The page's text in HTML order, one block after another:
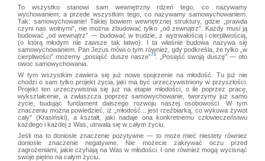
To wszystko stanowi sam wewnętrzny rdzeń tego, co nazywamy
wychowaniem; a przede wszystkim tego, co nazywamy samowychowaniem.
Tak: samowychowanie! Takiej bowiem wewnętrznej struktury, gdzie „prawda
czyni nas wolnymi”, nie można zbudować tylko „od zewnątrz”. Każdy musi ją
budować „od wewnątrz” — budować w trudzie, z wytrwałością i cierpliwością,
(o którą młodym nie zawsze tak łatwo). I ta właśnie budowa nazywa się
samowychowaniem. Pan Jezus mówi o tym również, gdy podkreśla, że tylko „w
cierpliwości” możemy „posiąść dusze nasze”73. „Posiąść swoją duszę” — oto
owoc samowychowania.
W tym wszystkim zawiera się już nowe spojrzenie na młodość. Tu już nie
chodzi o sam tylko projekt życia, jaki ma być urzeczywistniony w przyszłości.
Projekt ten urzeczywistnia się już na etapie młodości, o ile poprzez pracę,
wykształcenie, a zwłaszcza poprzez samowychowanie, tworzymy już samo
życie, budując fundament dalszego rozwoju naszej osobowości. W tym
znaczeniu można powiedzieć, iż „młodość... jest rzeźbiarką, co wykuwa żywot
cały” (Krasiński), a kształt, jaki nadaje ona konkretnemu człowieczeństwu
każdego i każdej z Was, utrwala się w całym życiu.
Jeśli ma to doniosłe znaczenie pozytywne — to może mieć niestety również
doniosłe znaczenie negatywne. Nie możecie zakrywać oczu przed
zagrożeniami, jakie czyhają na Was w młodości. I one również mogą wycisnąć
swoje piętno na całym życiu.